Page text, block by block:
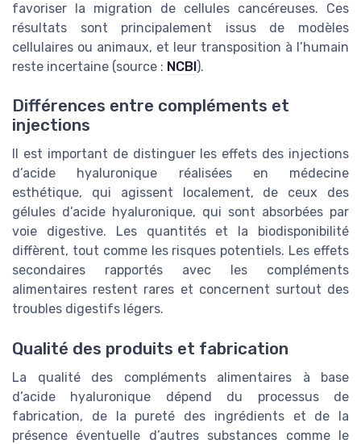
favoriser la migration de cellules cancéreuses. Ces
résultats sont principalement issus de modèles
cellulaires ou animaux, et leur transposition à l’humain
reste incertaine (source : NCBI ).
Différences entre compléments et
injections
Il est important de distinguer les effets des injections
d’acide hyaluronique réalisées en médecine
esthétique, qui agissent localement, de ceux des
gélules d’acide hyaluronique, qui sont absorbées par
voie digestive. Les quantités et la biodisponibilité
diffèrent, tout comme les risques potentiels. Les effets
secondaires rapportés avec les compléments
alimentaires restent rares et concernent surtout des
troubles digestifs légers.
Qualité des produits et fabrication
La qualité des compléments alimentaires à base
d’acide hyaluronique dépend du processus de
fabrication, de la pureté des ingrédients et de la
présence éventuelle d’autres substances comme le